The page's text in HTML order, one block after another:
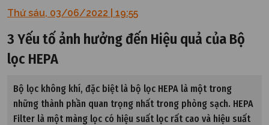
Thứ sáu, 03/06/2022 | 19:55
3 Yếu tố ảnh hưởng đến Hiệu quả của Bộ
lọc HEPA
Bộ lọc không khí, đặc biệt là bộ lọc HEPA là một trong
những thành phần quan trọng nhất trong phòng sạch. HEPA
Filter là một màng lọc có hiệu suất lọc rất cao và hiệu suất